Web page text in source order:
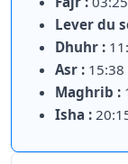
Lever du
Dhuhr :
Asr : 15:38
Maghrib :
Isha :